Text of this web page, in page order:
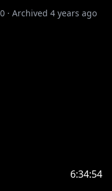
· Archived 4 years ago
6:34:54